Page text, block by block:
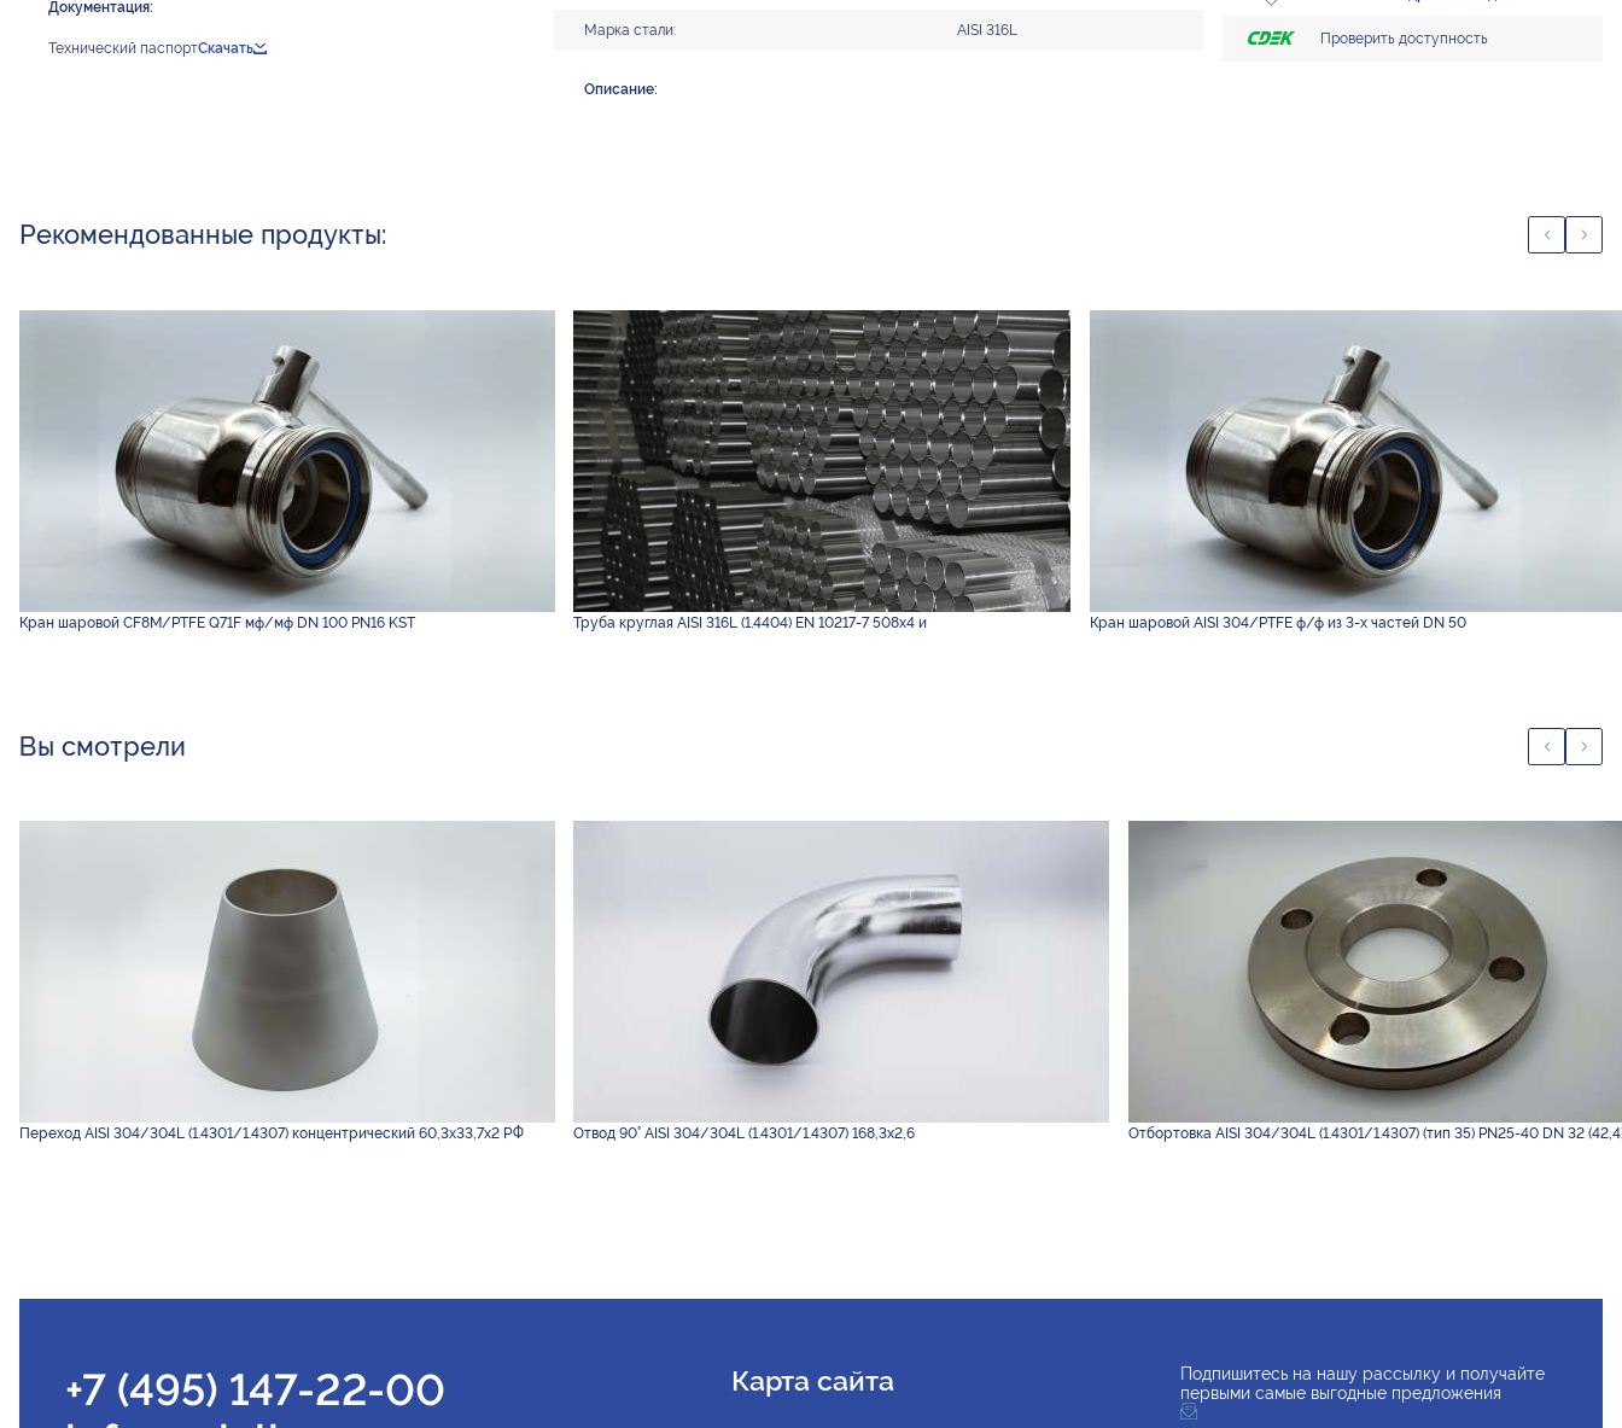
Документация:
Технический паспортСкачать
Марка стали: AISI 316L
Описание:
Проверить доступность
Рекомендованные продукты:
Кран шаровой CF8M/PTFE Q71F мф/мф DN 100 PN16 KST Труба круглая AISI 316L (1.4404) EN 10217-7 508х4 и Кран шаровой AISI 304/PTFE ф/ф из 3-х частей DN 50
Вы смотрели
Переход AISI 304/304L (1.4301/1.4307) концентрический 60,3х33,7х2 РФ Отвод 90° AISI 304/304L (1.4301/1.4307) 168,3х2,6 Отбортовка AISI 304/304L (1.4301/1.4307) (тип 35) PN25-40 DN 32
Подпишитесь на нашу рассылку и получайте
первыми самые выгодные предложения
+7 (495) 147-22-00
Карта сайта